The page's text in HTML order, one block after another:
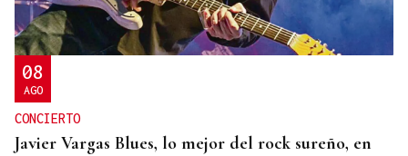
Oporto, el modelo a seguir para recuperar el
casco histórico de Ourense
08
AGO
CONCIERTO
Javier Vargas Blues, lo mejor del rock sureño, en